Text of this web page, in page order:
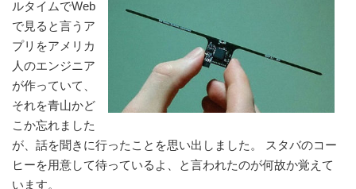
ルタイムでWeb
で見ると言うア
プリをアメリカ
人のエンジニア
が作っていて、
それを青山かど
こか忘れました
が、話を聞きに行ったことを思い出しました。 スタバのコー
ヒーを用意して待っているよ、と言われたのが何故か覚えて
います。